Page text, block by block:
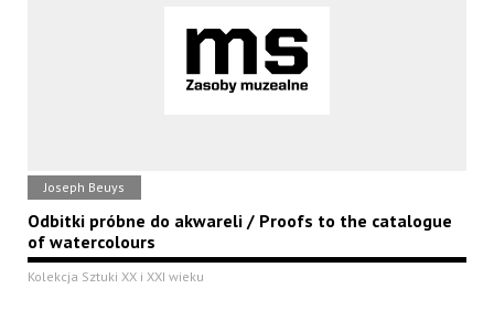
Joseph Beuys
Odbitki próbne do akwareli / Proofs to the catalogue
of watercolours
Kolekcja Sztuki XX i XXI wieku